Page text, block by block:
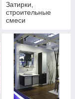
Затирки,
строительные
смеси